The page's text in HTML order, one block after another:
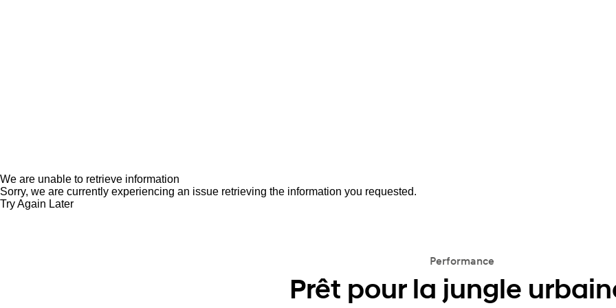
We are unable to retrieve information
Sorry, we are currently experiencing an issue retrieving the information you requested.
Try Again Later
Performance
Prêt pour la jungle